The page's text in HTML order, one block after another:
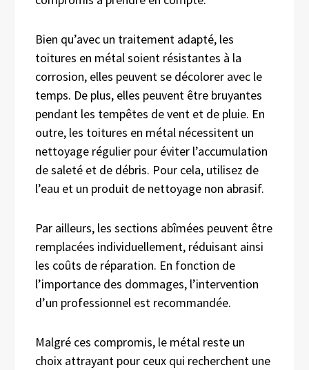
Bien qu’avec un traitement adapté, les
toitures en métal soient résistantes à la
corrosion, elles peuvent se décolorer avec le
temps. De plus, elles peuvent être bruyantes
pendant les tempêtes de vent et de pluie. En
outre, les toitures en métal nécessitent un
nettoyage régulier pour éviter l’accumulation
de saleté et de débris. Pour cela, utilisez de
l’eau et un produit de nettoyage non abrasif.
Par ailleurs, les sections abîmées peuvent être
remplacées individuellement, réduisant ainsi
les coûts de réparation. En fonction de
l’importance des dommages, l’intervention
d’un professionnel est recommandée.
Malgré ces compromis, le métal reste un
choix attrayant pour ceux qui recherchent une